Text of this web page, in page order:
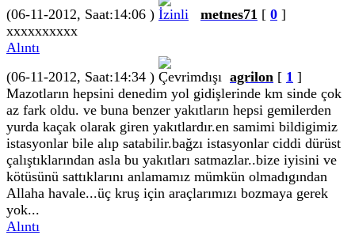
(06-11-2012, Saat:14:06 )
metnes71 [ 0 ]
xxxxxxxxxx
Alıntı
(06-11-2012, Saat:14:34 )
agrilon [ 1 ]
Mazotların hepsini denedim yol gidişlerinde km sinde çok
az fark oldu. ve buna benzer yakıtların hepsi gemilerden
yurda kaçak olarak giren yakıtlardır.en samimi bildigimiz
istasyonlar bile alıp satabilir.bağzı istasyonlar ciddi dürüst
çalıştıklarından asla bu yakıtları satmazlar..bize iyisini ve
kötüsünü sattıklarını anlamamız mümkün olmadıgından
Allaha havale...üç kruş için araçlarımızı bozmaya gerek
yok...
Alıntı